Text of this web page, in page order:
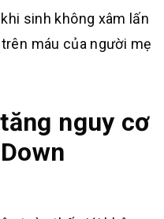
sinh không xâm lấn
máu của người mẹ
nguy cơ